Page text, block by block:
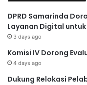
DPRD Samarinda
Layanan Digital
3 days ago
Komisi IV Dorong
4 days ago
Dukung Relokasi